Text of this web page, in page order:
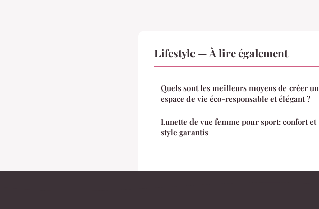
Lifestyle — À lire également
Quels sont les meilleurs moyens de créer un
espace de vie éco-responsable et élégant ?
Lunette de vue femme pour sport: confort et
style garantis